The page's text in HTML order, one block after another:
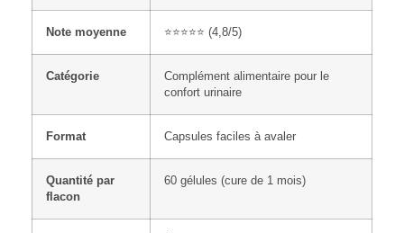
Note moyenne ⭐⭐⭐⭐⭐ (4,8/5)
Catégorie
Complément alimentaire pour le
confort urinaire
Format Capsules faciles à avaler
Quantité par
flacon
60 gélules (cure de 1 mois)